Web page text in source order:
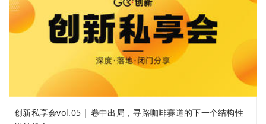
创新私享会vol.05 | 卷中出局，寻路咖啡赛道的下一个结构性